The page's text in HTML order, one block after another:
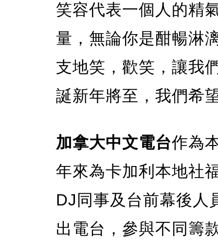
笑容代表一個人的精
量，無論你是酣暢淋
支地笑，歡笑，讓我
誕新年將至，我們希
加拿大中文電台作為
年來為卡加利本地社
DJ同事及台前幕後人
出電台，參與不同籌